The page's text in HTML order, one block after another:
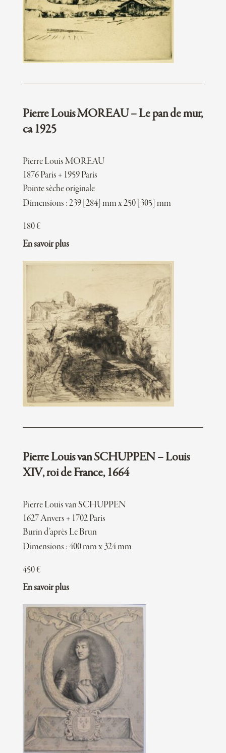
Pierre Louis MOREAU – Le pan de mur,
ca 1925
Pierre Louis MOREAU
1876 Paris + 1959 Paris
Pointe sèche originale
Dimensions : 239 [284] mm x 250 [305] mm
180€
En savoir plus
Pierre Louis van SCHUPPEN – Louis
XIV, roi de France, 1664
Pierre Louis van SCHUPPEN
1627 Anvers + 1702 Paris
Burin d’après Le Brun
Dimensions : 400 mm x 324 mm
450€
En savoir plus